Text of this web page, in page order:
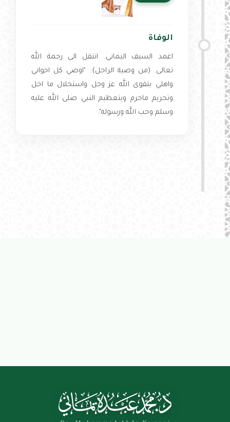
الوفاة
اغمد السيف اليماني. انتقل الى رحمة الله
تعالى. (من وصية الراحل): "اوصي كل اخواني
واهلي بتقوى الله عز وجل واستحلال ما احل
وتحريم ماحرم وبتعظيم النبي صلى الله عليه
وسلم وحب الله ورسوله".